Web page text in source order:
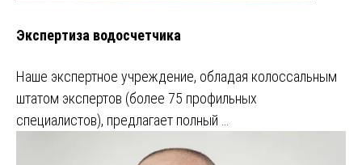
Экспертиза водосчетчика
Наше экспертное учреждение, обладая колоссальным
штатом экспертов (более 75 профильных
специалистов), предлагает полный …